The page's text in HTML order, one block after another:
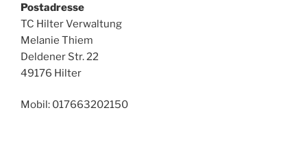
Postadresse
TC Hilter Verwaltung
Melanie Thiem
Deldener Str. 22
49176 Hilter
Mobil: 017663202150